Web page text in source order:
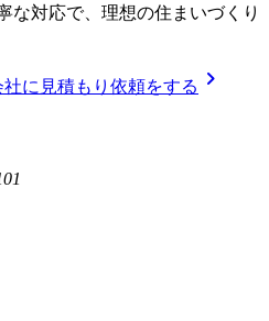
な対応で、理想の住まいづくり
社に見積もり依頼をする chevron_right